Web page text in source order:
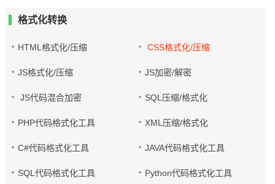
格式化转换
HTML格式化/压缩 CSS格式化/压缩
JS格式化/压缩 JS加密/解密
JS代码混合加密 SQL压缩/格式化
PHP代码格式化工具 XML压缩/格式化
C#代码格式化工具 JAVA代码格式化工具
SQL代码格式化工具 Python代码格式化工具